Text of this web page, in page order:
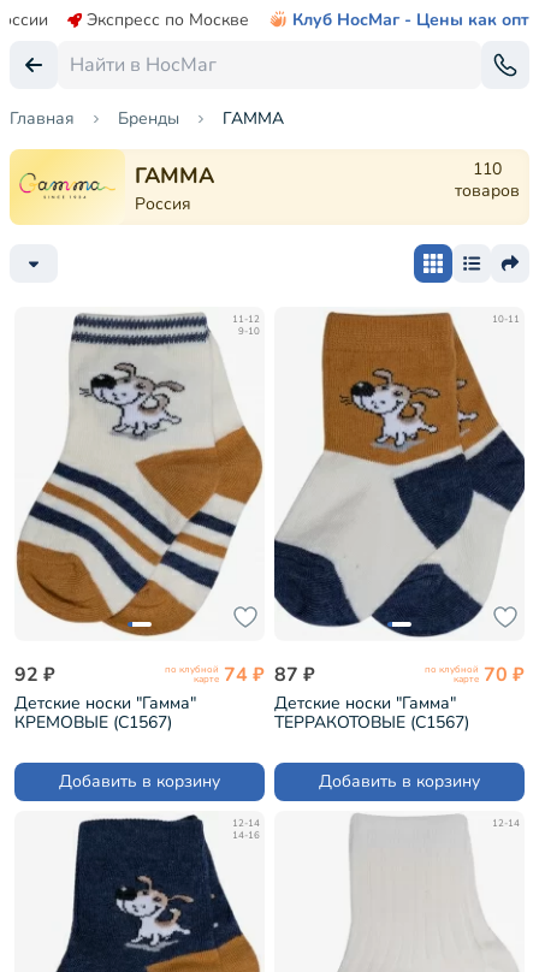
Экспресс по Москве Клуб НосМаг - Цены как опт
Главная Бренды ГАММА
ГАММА
Россия
110
товаров
11-12
9-10
92 ₽ по клубной
карте 74 ₽
Детские носки "Гамма"
КРЕМОВЫЕ (С1567)
Добавить в корзину
10-11
87 ₽ по клубной
карте 70 ₽
Детские носки "Гамма"
ТЕРРАКОТОВЫЕ (С1567)
Добавить в корзину
12-14
14-16
12-14